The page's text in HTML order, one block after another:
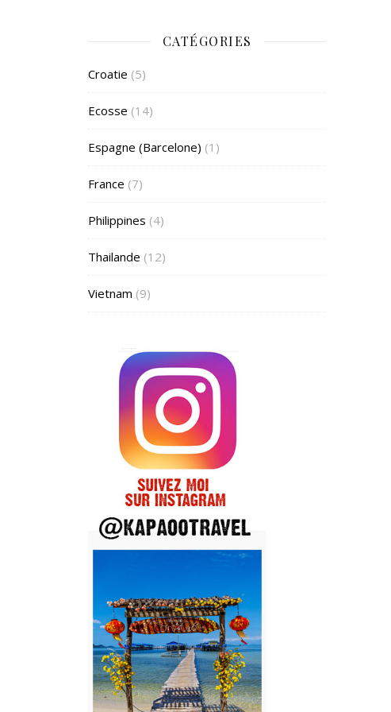
CATÉGORIES
Croatie (5)
Ecosse (14)
Espagne (Barcelone) (1)
France (7)
Philippines (4)
Thailande (12)
Vietnam (9)